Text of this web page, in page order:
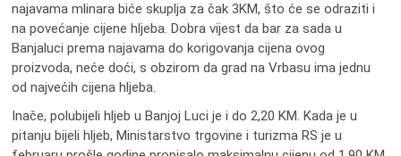
najavama mlinara biće skuplja za čak 3KM, što će se odraziti i
na povećanje cijene hljeba. Dobra vijest da bar za sada u
Banjaluci prema najavama do korigovanja cijena ovog
proizvoda, neće doći, s obzirom da grad na Vrbasu ima jednu
od najvećih cijena hljeba.
Inače, polubijeli hljeb u Banjoj Luci je i do 2,20 KM. Kada je u
pitanju bijeli hljeb, Ministarstvo trgovine i turizma RS je u